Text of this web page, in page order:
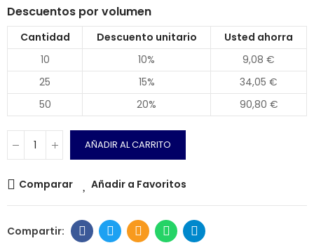
Descuentos por volumen
Cantidad Descuento unitario
Usted ahorra
10
10%
9,08 €
25
15%
34,05 €
50
20% 90,80 €
AÑADIR AL CARRITO
Comparar Añadir a Favoritos